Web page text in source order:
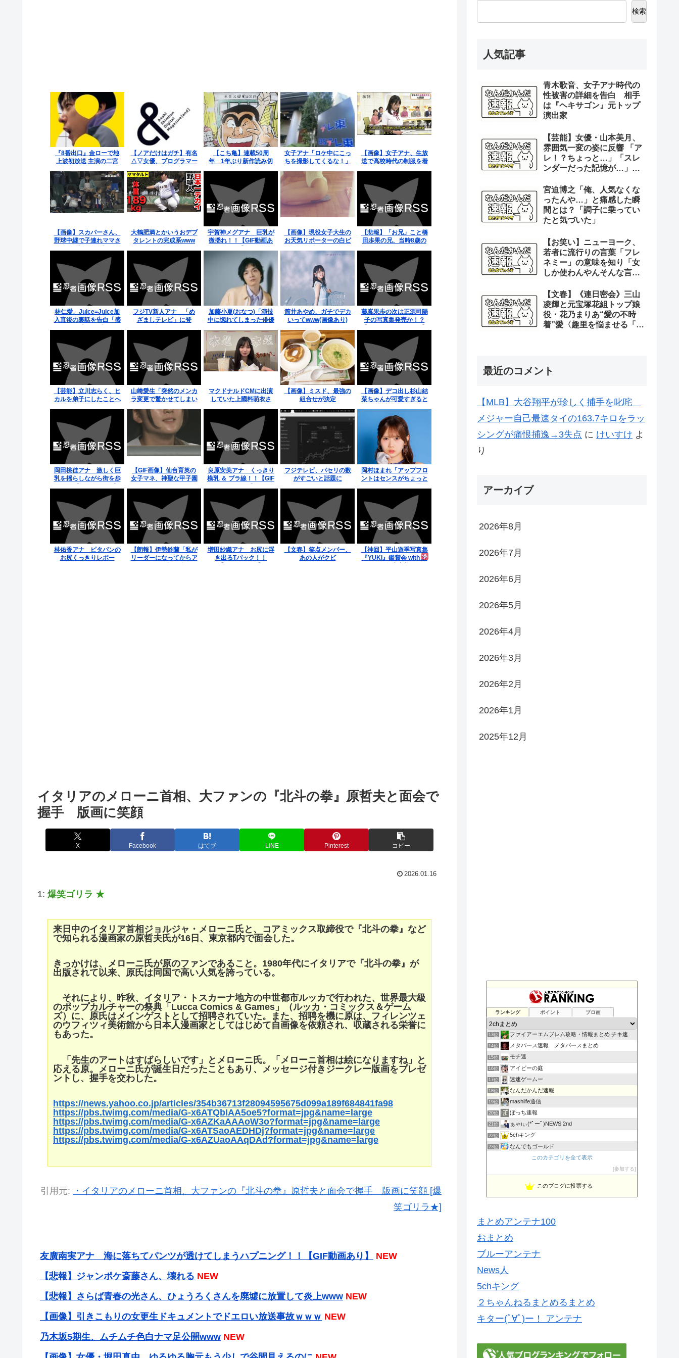
『8番出口』金ローで地
上波初放送 主演の二宮
で迷い込んでしまうと
は」
【ノアだけはガチ】有名
△▽女優、プログラマー
【こち亀】連載50周
年 1年ぶり新作読み切
女子アナ「ロケ中にこっ
ちを撮影してくるな！」
【画像】女子アナ、生放
送で高校時代の制服を着
【画像】スカパーさん、
野球中継で子連れママさ
大鶴肥満とかいうおデブ
タレントの完成系www
宇賀神メグアナ 巨乳が
微揺れ！！【GIF動画あ
【画像】現役女子大生の
お天気リポーターの白ビ
【悲報】「お兄」こと橋
田歩果の兄、当時8歳の
林仁愛、Juice=Juice加
入直後の裏話を告白「盛
た。実は体調が悪かっ
た」
フジTV新人アナ 「め
ざましテレビ」に登
加藤小夏(おなつ)「演技
中に惚れてしまった俳優
筒井あやめ、ガチでデカ
いってwww(画像あり)
藤嶌果歩の次は正源司陽
子の写真集発売か！？
【芸能】立川志らく、ヒ
カルを弟子にしたことへ
の声を“一言”でピシャリ
山﨑愛生「突然のメンカ
ラ変更で驚かせてしまい
マクドナルドCMに出演
していた上國料萌衣さ
書類選考で落ちる
【画像】ミスド、最強の
組合せが決定
【画像】デコ出し杉山結
菜ちゃんが可愛すぎると
岡田桃佳アナ 激しく巨
乳を揺らしながら街を歩
【GIF画像】仙台育英の
女子マネ、神聖な甲子園
良原安美アナ くっきり
横乳 ＆ ブラ線！！【GIF
フジテレビ、パセリの数
がすごいと話題に
岡村ほまれ「アップフロ
ントはセンスがちょっと
んだぁ』みたいな。悪口
ではなく斬新って意味」
林佑香アナ ピタパンの
お尻くっきりレポー
【朗報】伊勢鈴蘭「私が
リーダーになってからア
増田紗織アナ お尻に浮
き出るTバック！！
【文春】笑点メンバー、
あの人がクビ
【神回】平山遊季写真集
『YUKI』鑑賞会 with 北
イタリアのメローニ首相、大ファンの『北斗の拳』原哲夫と面会で
握手 版画に笑顔
X Facebook はてブ LINE Pinterest コピー
2026.01.16
1: 爆笑ゴリラ ★
来日中のイタリア首相ジョルジャ・メローニ氏と、コアミックス取締役で『北斗の拳』など
で知られる漫画家の原哲夫氏が16日、東京都内で面会した。
きっかけは、メローニ氏が原のファンであること。1980年代にイタリアで『北斗の拳』が
出版されて以来、原氏は同国で高い人気を誇っている。
それにより、昨秋、イタリア・トスカーナ地方の中世都市ルッカで行われた、世界最大級
のポップカルチャーの祭典「Lucca Comics & Games」（ルッカ・コミックス＆ゲーム
ズ）に、原氏はメインゲストとして招聘されていた。また、招聘を機に原は、フィレンツェ
のウフィツィ美術館から日本人漫画家としてはじめて自画像を依頼され、収蔵される栄誉に
もあった。
「先生のアートはすばらしいです」とメローニ氏。「メローニ首相は絵になりますね」と
応える原。メローニ氏が誕生日だったこともあり、メッセージ付きジークレー版画をプレゼ
ントし、握手を交わした。
https://news.yahoo.co.jp/articles/354b36713f28094595675d099a189f684841fa98
https://pbs.twimg.com/media/G-x6ATQbIAA5oe5?format=jpg&name=large
https://pbs.twimg.com/media/G-x6AZKaAAAoW3o?format=jpg&name=large
https://pbs.twimg.com/media/G-x6ATSaoAEDHDj?format=jpg&name=large
https://pbs.twimg.com/media/G-x6AZUaoAAqDAd?format=jpg&name=large
引用元:
・イタリアのメローニ首相、大ファンの『北斗の拳』原哲夫と面会で握手 版画に笑顔 [爆
笑ゴリラ★]
友廣南実アナ 海に落ちてパンツが透けてしまうハプニング！！【GIF動画あり】
NEW
【悲報】ジャンポケ斎藤さん、壊れる NEW
【悲報】さらば青春の光さん、ひょうろくさんを廃墟に放置して炎上www NEW
【画像】引きこもりの女更生ドキュメントでドエロい放送事故ｗｗｗ NEW
乃木坂5期生、ムチムチ色白ナマ足公開www NEW
検索
人気記事
青木歌音、女子アナ時代の
性被害の詳細を告白 相手
は『ヘキサゴン』元トップ
演出家
【芸能】女優・山本美月、
雰囲気一変の姿に反響 「ア
レ！？ちょっと…」「スレ
ンダーだった記憶が…」
宮迫博之「俺、人気なくな
ったんや…」と痛感した瞬
間とは？「調子に乗ってい
たと気づいた」
【お笑い】ニューヨーク、
若者に流行りの言葉「フレ
ネミー」の意味を知り「女
しか使わんやんそんな言
れやん」
【文春】《連日密会》三山
凌輝と元宝塚花組トップ娘
役・花乃まりあ“愛の不時
着”愛〈趣里を悩ませる「朝
最近のコメント
【MLB】大谷翔平が珍しく捕手を叱咤
メジャー自己最速タイの163.7キロをラッ
シングが痛恨捕逸→3失点 に けいすけ よ
り
アーカイブ
2026年8月
2026年7月
2026年6月
2026年5月
2026年4月
2026年3月
2026年2月
2026年1月
2025年12月
ランキング ポイント ブロ画
11位 コメントさん
12位 【閲覧注意】怪談の森【怖い話まとめ】
13位 ファイアーエムブレム攻略・情報まとめ チキ速
14位 メタバース速報 メタバースまとめ
15位 モチ速
16位 アイビーの庭
17位 速速ゲームー
18位 なんだかんだ速報
19位 mashlife通信
20位 ぼっち速報
21位 ぁゃιぃ(*ﾟーﾟ)NEWS 2nd
22位 5chキング
23位 なんでもゴールド
営業マンが使える話題まとめ
このカテゴリを全て表示
参加する
このブログに投票する
まとめアンテナ100
おまとめ
ブルーアンテナ
News人
5chキング
２ちゃんねるまとめるまとめ
キター(ﾟ∀ﾟ)ー！ アンテナ